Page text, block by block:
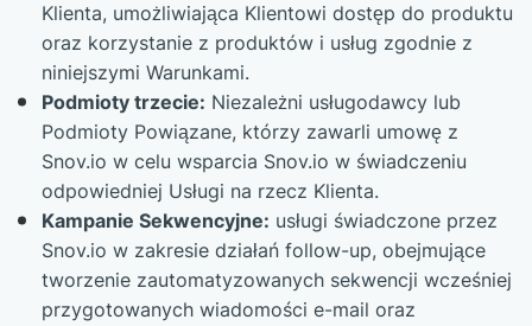
Klienta, umożliwiająca Klientowi dostęp do produktu
oraz korzystanie z produktów i usług zgodnie z
niniejszymi Warunkami.
Podmioty trzecie: Niezależni usługodawcy lub
Podmioty Powiązane, którzy zawarli umowę z
Snov.io w celu wsparcia Snov.io w świadczeniu
odpowiedniej Usługi na rzecz Klienta.
Kampanie Sekwencyjne: usługi świadczone przez
Snov.io w zakresie działań follow-up, obejmujące
tworzenie zautomatyzowanych sekwencji wcześniej
przygotowanych wiadomości e-mail oraz